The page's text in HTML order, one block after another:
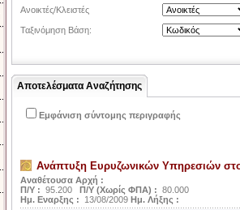
Ανοικτές/Κλειστές
Ταξινόμηση Βάση:
Αποτελέσματα Αναζήτησης
Εμφάνιση σύντομης περιγραφής
Ανάπτυξη Ευρυζωνικών Υπηρεσιών
Αναθέτουσα Αρχή :
Π/Υ : 95.200 Π/Υ (Χωρίς ΦΠΑ) : 80.000
Ημ. Εναρξης :
13/08/2009 Ημ. Λήξης :